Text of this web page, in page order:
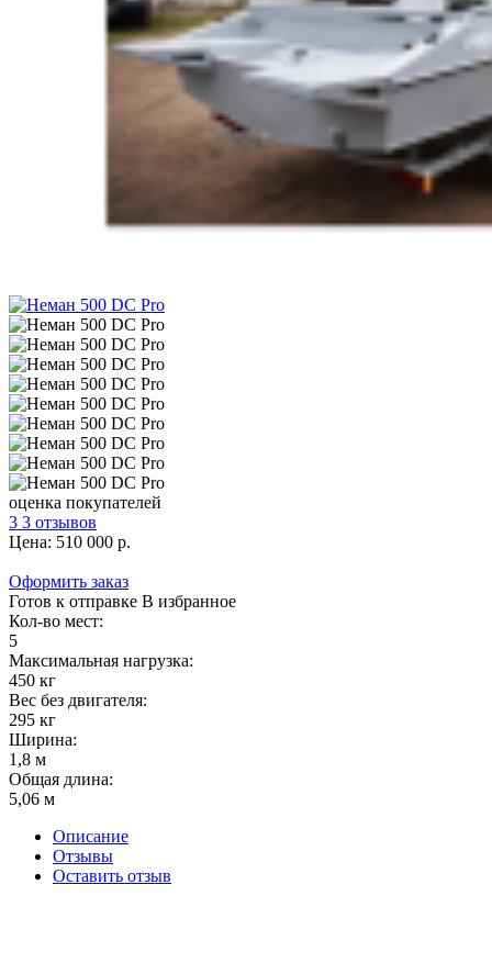
оценка покупателей
3 3 отзывов
Цена: 510 000 р.
Оформить заказ
Готов к отправке В избранное
Кол-во мест:
5
Максимальная нагрузка:
450 кг
Вес без двигателя:
295 кг
Ширина:
1,8 м
Общая длина:
5,06 м
Описание
Отзывы
Оставить отзыв